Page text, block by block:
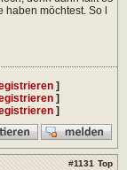
haben möchtest. So l
]
]
]
#1131 Top